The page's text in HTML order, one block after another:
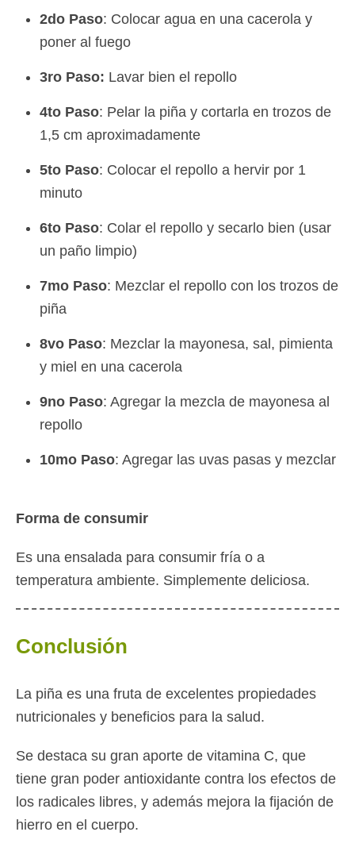
2do Paso: Colocar agua en una cacerola y
poner al fuego
3ro Paso: Lavar bien el repollo
4to Paso: Pelar la piña y cortarla en trozos de
1,5 cm aproximadamente
5to Paso: Colocar el repollo a hervir por 1
minuto
6to Paso: Colar el repollo y secarlo bien (usar
un paño limpio)
7mo Paso: Mezclar el repollo con los trozos de
piña
8vo Paso: Mezclar la mayonesa, sal, pimienta
y miel en una cacerola
9no Paso: Agregar la mezcla de mayonesa al
repollo
10mo Paso: Agregar las uvas pasas y mezclar
Forma de consumir
Es una ensalada para consumir fría o a
temperatura ambiente. Simplemente deliciosa.
Conclusión
La piña es una fruta de excelentes propiedades
nutricionales y beneficios para la salud.
Se destaca su gran aporte de vitamina C, que
tiene gran poder antioxidante contra los efectos de
los radicales libres, y además mejora la fijación de
hierro en el cuerpo.